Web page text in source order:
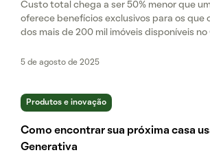
Custo total chega a ser 50% menor que
oferece benefícios exclusivos para os que
dos mais de 200 mil imóveis disponíveis
5 de agosto de 2025
Produtos e inovação
Como encontrar sua próxima casa
Generativa